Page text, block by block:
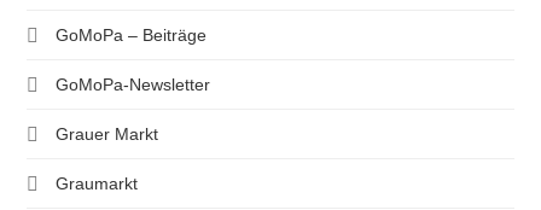
GoMoPa – Beiträge
GoMoPa-Newsletter
Grauer Markt
Graumarkt